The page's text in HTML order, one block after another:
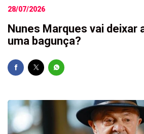
28/07/2026
Nunes Marques vai deixar
uma bagunça?